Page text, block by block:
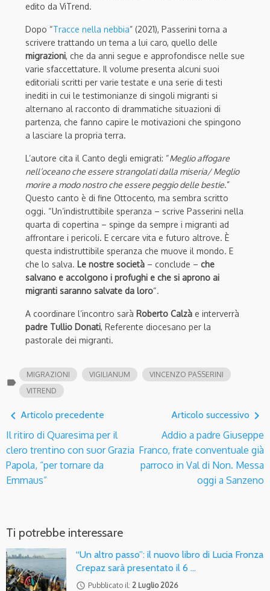
edito da ViTrend.
Dopo “Tracce nella nebbia” (2021), Passerini torna a
scrivere trattando un tema a lui caro, quello delle
migrazioni, che da anni segue e approfondisce nelle sue
varie sfaccettature. Il volume presenta alcuni suoi
editoriali scritti per varie testate e una serie di testi
inediti in cui le testimonianze di singoli migranti si
alternano al racconto di drammatiche situazioni di
partenza, che fanno capire le motivazioni che spingono
a lasciare la propria terra.
L’autore cita il Canto degli emigrati: “Meglio affogare
nell’oceano che essere strangolati dalla miseria/ Meglio
morire a modo nostro che essere peggio delle bestie.”
Questo canto è di fine Ottocento, ma sembra scritto
oggi. “Un’indistruttibile speranza – scrive Passerini nella
quarta di copertina – spinge da sempre i migranti ad
affrontare i pericoli. E cercare vita e futuro altrove. È
questa indistruttibile speranza che muove il mondo. E
che lo salva. Le nostre società – conclude – che
salvano e accolgono i profughi e che si aprono ai
migranti saranno salvate da loro“.
A coordinare l’incontro sarà Roberto Calzà e interverrà
padre Tullio Donati, Referente diocesano per la
pastorale dei migranti.
label
MIGRAZIONI VIGILIANUM
VINCENZO PASSERINI
VITREND
navigate_before Articolo precedente
Il ritiro di Quaresima per il
clero trentino con suor Grazia
Papola, “per tornare da
Emmaus”
Articolo successivo navigate_next
Addio a padre Giuseppe
Franco, frate conventuale già
parroco in Val di Non. Messa
oggi a Sanzeno
Ti potrebbe interessare
“Un altro passo”: il nuovo libro di Lucia Fronza
Crepaz sarà presentato il 6 …
access_time Pubblicato il: 2 Luglio 2026